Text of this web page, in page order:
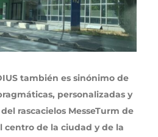
también es sinónimo de
personalizadas y
rascacielos MesseTurm de
centro de la ciudad y de la